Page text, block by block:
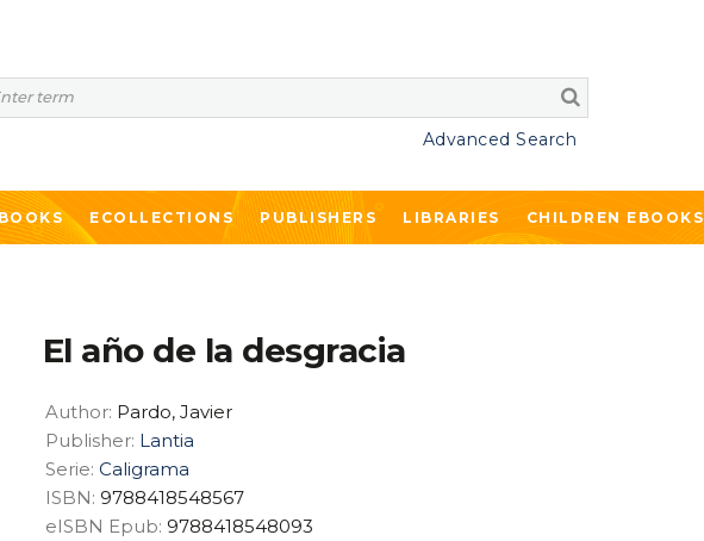
Advanced Search
ECOLLECTIONS PUBLISHERS LIBRARIES CHILDREN EBOOKS
El año de la desgracia
Author: Pardo, Javier
Publisher: Lantia
Serie: Caligrama
ISBN: 9788418548567
eISBN Epub: 9788418548093